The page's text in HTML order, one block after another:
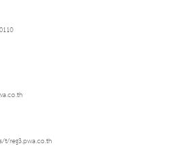
t/reg3.pwa.co.th